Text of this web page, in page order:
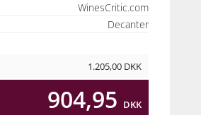
WinesCritic.com
Decanter
1.205,00 DKK
904,95 DKK